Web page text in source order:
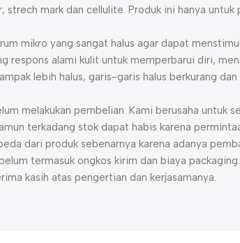
mark dan cellulite. Produk ini hanya untuk
mikro yang sangat halus agar dapat
respons alami kulit untuk memperbarui diri,
lebih halus, garis-garis halus berkurang
melakukan pembelian. Kami berusaha untuk
terkadang stok dapat habis karena
dari produk sebenarnya karena adanya
termasuk ongkos kirim dan biaya
kasih atas pengertian dan kerjasamanya.